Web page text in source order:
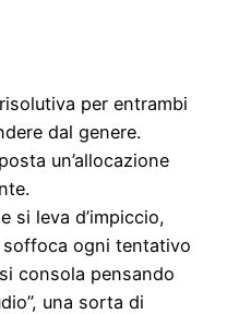
per entrambi
dal genere.
un’allocazione
si leva d’impiccio,
ogni tentativo
consola pensando
una sorta di